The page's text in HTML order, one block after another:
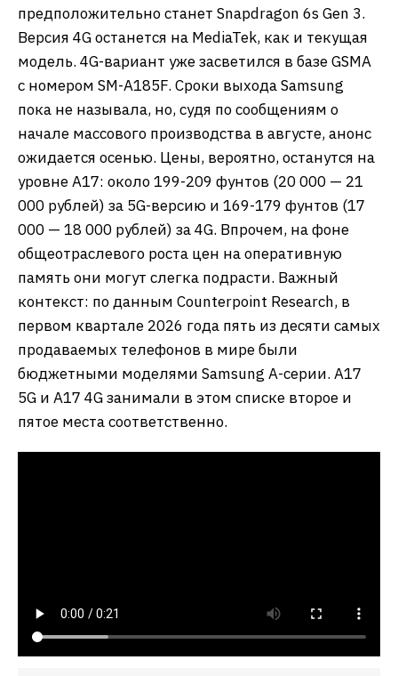
предположительно станет Snapdragon 6s Gen 3.
Версия 4G останется на MediaTek, как и текущая
модель. 4G-вариант уже засветился в базе GSMA
с номером SM-A185F. Сроки выхода Samsung
пока не называла, но, судя по сообщениям о
начале массового производства в августе, анонс
ожидается осенью. Цены, вероятно, останутся на
уровне A17: около 199-209 фунтов (20 000 — 21
000 рублей) за 5G-версию и 169-179 фунтов (17
000 — 18 000 рублей) за 4G. Впрочем, на фоне
общеотраслевого роста цен на оперативную
память они могут слегка подрасти. Важный
контекст: по данным Counterpoint Research, в
первом квартале 2026 года пять из десяти самых
продаваемых телефонов в мире были
бюджетными моделями Samsung A-серии. A17
5G и A17 4G занимали в этом списке второе и
пятое места соответственно.